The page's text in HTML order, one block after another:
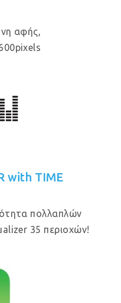
αφής,
with TIME
πολλαπλών
35 περιοχών!